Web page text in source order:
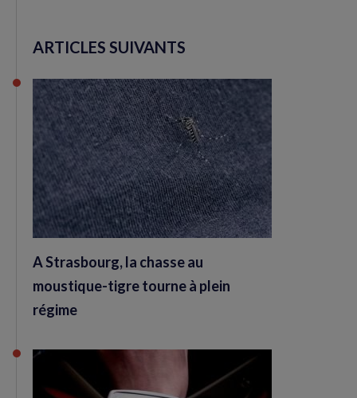
ARTICLES SUIVANTS
A Strasbourg, la chasse au
moustique-tigre tourne à plein
régime